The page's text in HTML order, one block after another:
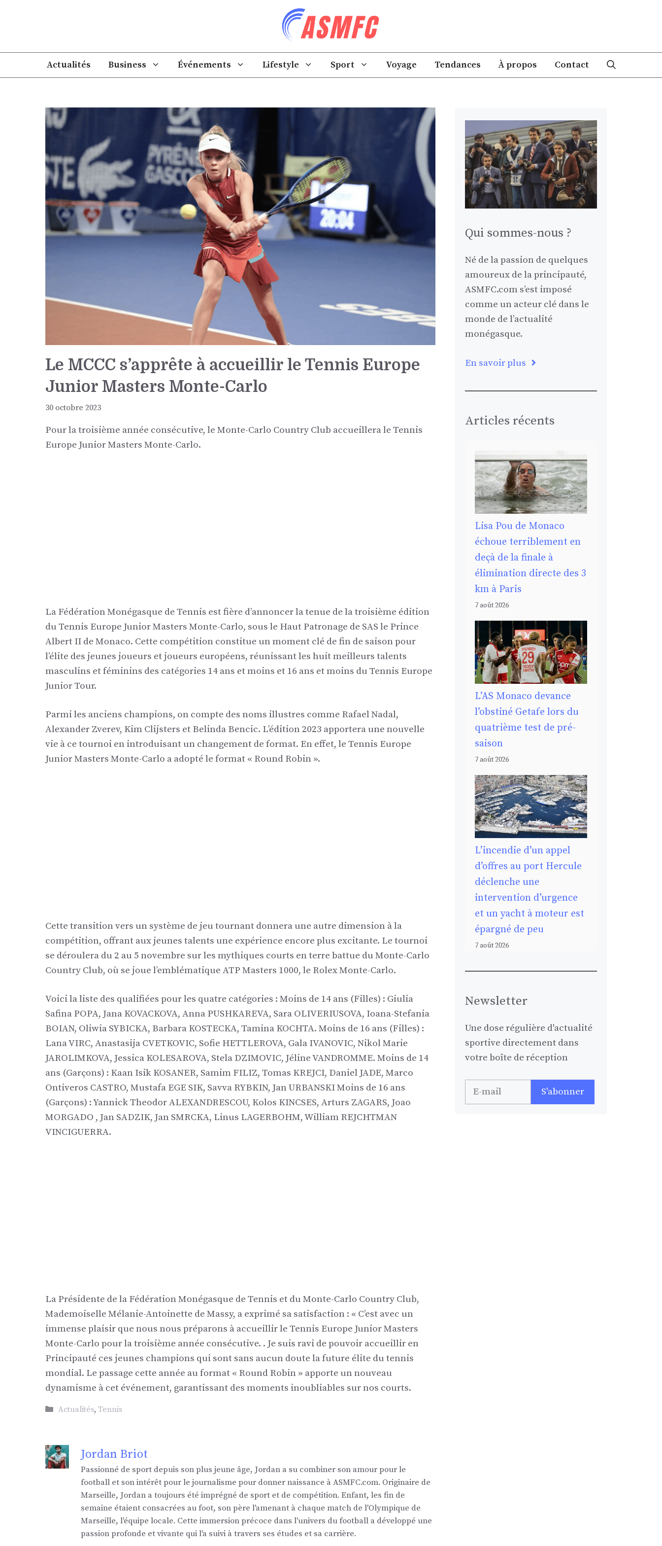
Actualités Business Événements Lifestyle Sport Voyage Tendances À propos Contact
Le MCCC s’apprête à accueillir le Tennis Europe
Junior Masters Monte-Carlo
30 octobre 2023
Pour la troisième année consécutive, le Monte-Carlo Country Club accueillera le Tennis
Europe Junior Masters Monte-Carlo.
La Fédération Monégasque de Tennis est fière d’annoncer la tenue de la troisième édition
du Tennis Europe Junior Masters Monte-Carlo, sous le Haut Patronage de SAS le Prince
Albert II de Monaco. Cette compétition constitue un moment clé de fin de saison pour
l’élite des jeunes joueurs et joueurs européens, réunissant les huit meilleurs talents
masculins et féminins des catégories 14 ans et moins et 16 ans et moins du Tennis Europe
Junior Tour.
Parmi les anciens champions, on compte des noms illustres comme Rafael Nadal,
Alexander Zverev, Kim Clijsters et Belinda Bencic. L’édition 2023 apportera une nouvelle
vie à ce tournoi en introduisant un changement de format. En effet, le Tennis Europe
Junior Masters Monte-Carlo a adopté le format « Round Robin ».
Cette transition vers un système de jeu tournant donnera une autre dimension à la
compétition, offrant aux jeunes talents une expérience encore plus excitante. Le tournoi
se déroulera du 2 au 5 novembre sur les mythiques courts en terre battue du Monte-Carlo
Country Club, où se joue l’emblématique ATP Masters 1000, le Rolex Monte-Carlo.
Voici la liste des qualifiées pour les quatre catégories : Moins de 14 ans (Filles) : Giulia
Safina POPA, Jana KOVACKOVA, Anna PUSHKAREVA, Sara OLIVERIUSOVA, Ioana-Stefania
BOIAN, Oliwia SYBICKA, Barbara KOSTECKA, Tamina KOCHTA. Moins de 16 ans (Filles) :
Lana VIRC, Anastasija CVETKOVIC, Sofie HETTLEROVA, Gala IVANOVIC, Nikol Marie
JAROLIMKOVA, Jessica KOLESAROVA, Stela DZIMOVIC, Jéline VANDROMME. Moins de 14
ans (Garçons) : Kaan Isik KOSANER, Samim FILIZ, Tomas KREJCI, Daniel JADE, Marco
Ontiveros CASTRO, Mustafa EGE SIK, Savva RYBKIN, Jan URBANSKI Moins de 16 ans
(Garçons) : Yannick Theodor ALEXANDRESCOU, Kolos KINCSES, Arturs ZAGARS, Joao
MORGADO , Jan SADZIK, Jan SMRCKA, Linus LAGERBOHM, William REJCHTMAN
VINCIGUERRA.
La Présidente de la Fédération Monégasque de Tennis et du Monte-Carlo Country Club,
Mademoiselle Mélanie-Antoinette de Massy, ​​a exprimé sa satisfaction : « C’est avec un
immense plaisir que nous nous préparons à accueillir le Tennis Europe Junior Masters
Monte-Carlo pour la troisième année consécutive. . Je suis ravi de pouvoir accueillir en
Principauté ces jeunes champions qui sont sans aucun doute la future élite du tennis
mondial. Le passage cette année au format « Round Robin » apporte un nouveau
dynamisme à cet événement, garantissant des moments inoubliables sur nos courts.
Catégories
Actualités, Tennis
Jordan Briot
Passionné de sport depuis son plus jeune âge, Jordan a su combiner son amour pour le
football et son intérêt pour le journalisme pour donner naissance à ASMFC.com. Originaire de
Marseille, Jordan a toujours été imprégné de sport et de compétition. Enfant, les fin de
semaine étaient consacrées au foot, son père l'amenant à chaque match de l'Olympique de
Marseille, l'équipe locale. Cette immersion précoce dans l'univers du football a développé une
passion profonde et vivante qui l'a suivi à travers ses études et sa carrière.
Qui sommes-nous ?
Né de la passion de quelques
amoureux de la principauté,
ASMFC.com s’est imposé
comme un acteur clé dans le
monde de l’actualité
monégasque.
En savoir plus
Articles récents
Lisa Pou de Monaco
échoue terriblement en
deçà de la finale à
élimination directe des 3
km à Paris
7 août 2026
L’AS Monaco devance
l’obstiné Getafe lors du
quatrième test de pré-
saison
7 août 2026
L’incendie d’un appel
d’offres au port Hercule
déclenche une
intervention d’urgence
et un yacht à moteur est
épargné de peu
7 août 2026
Newsletter
Une dose régulière d'actualité
sportive directement dans
votre boîte de réception